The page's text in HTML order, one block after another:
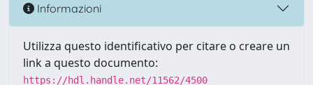
Informazioni
Utilizza questo identificativo per citare o creare un
link a questo documento:
https://hdl.handle.net/11562/4500